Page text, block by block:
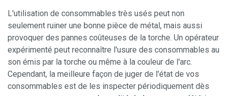
L'utilisation de consommables très usés peut non
seulement ruiner une bonne pièce de métal, mais aussi
provoquer des pannes coûteuses de la torche. Un opérateur
expérimenté peut reconnaître l'usure des consommables au
son émis par la torche ou même à la couleur de l'arc.
Cependant, la meilleure façon de juger de l'état de vos
consommables est de les inspecter périodiquement dès